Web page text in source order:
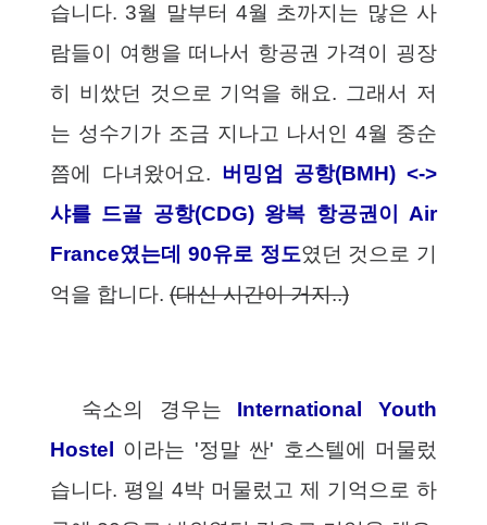
습니다. 3월 말부터 4월 초까지는 많은 사
람들이 여행을 떠나서 항공권 가격이 굉장
히 비쌌던 것으로 기억을 해요. 그래서 저
는 성수기가 조금 지나고 나서인 4월 중순
쯤에 다녀왔어요.
버밍엄 공항(BMH) <->
샤를 드골 공항(CDG) 왕복 항공권이 Air
France였는데 90유로 정도였던 것으로 기
억을 합니다. (대신 시간이 거지..)
숙소의 경우는 International Youth
Hostel
이라는 '정말 싼' 호스텔에 머물렀
습니다. 평일 4박 머물렀고 제 기억으로 하